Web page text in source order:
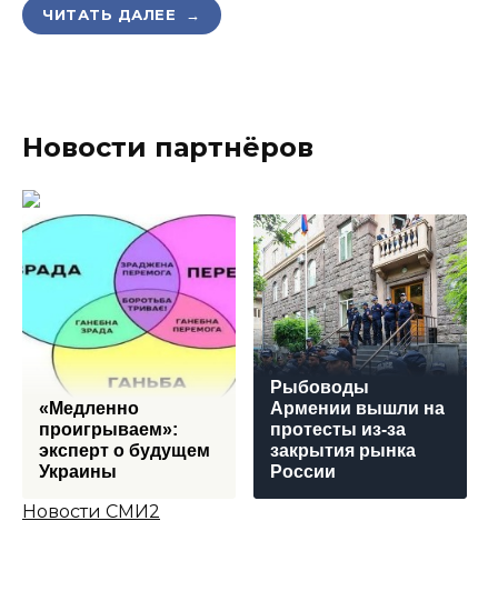
ЧИТАТЬ ДАЛЕЕ →
Новости партнёров
«Медленно
проигрываем»:
эксперт о будущем
Украины
Рыбоводы
Армении вышли на
протесты из-за
закрытия рынка
России
Новости СМИ2